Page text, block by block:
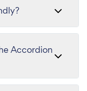
Accordion